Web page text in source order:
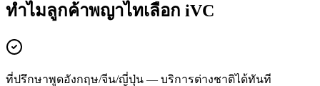
ทำไมลูกค้าพญาไทเลือก iVC
ที่ปรึกษาพูดอังกฤษ/จีน/ญี่ปุ่น — บริการต่างชาติได้ทันที